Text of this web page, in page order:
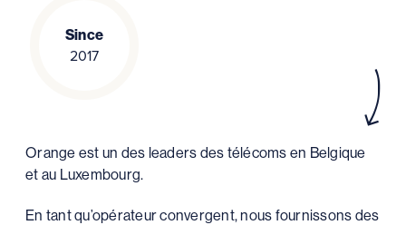
Since
2017
Orange est un des leaders des télécoms en Belgique
et au Luxembourg.
En tant qu’opérateur convergent, nous fournissons des